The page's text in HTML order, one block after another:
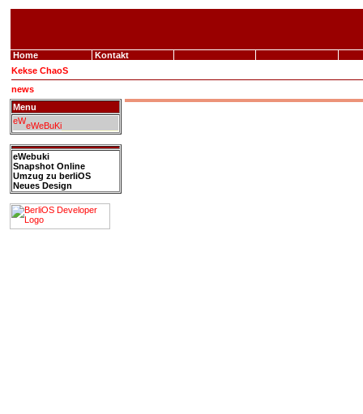
Home
Kontakt
Kekse ChaoS
news
Menu
eWeBuKi
eWebuki
Snapshot Online
Umzug zu berliOS
Neues Design